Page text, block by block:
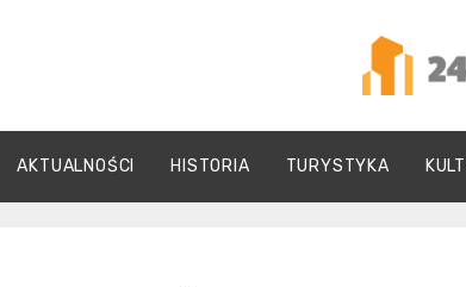
AKTUALNOŚCI HISTORIA TURYSTYKA